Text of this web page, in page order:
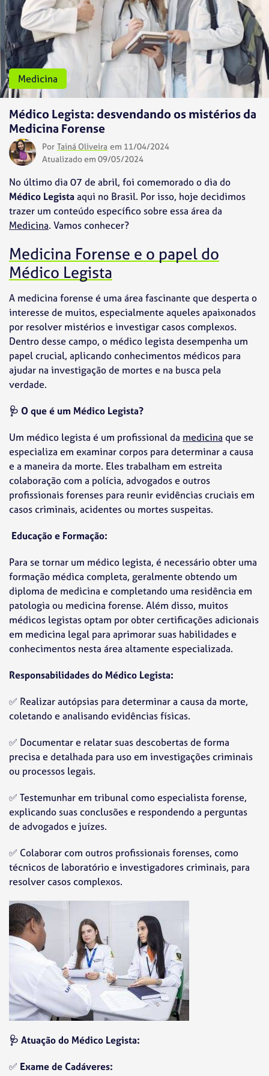
Medicina
Médico Legista: desvendando os mistérios da
Medicina Forense
Por Tainá Oliveira em 11/04/2024
Atualizado em 09/05/2024
No último dia 07 de abril, foi comemorado o dia do
Médico Legistaaqui no Brasil. Por isso, hoje decidimos
trazer um conteúdo específico sobre essa área da
Medicina. Vamos conhecer?
Medicina Forense e o papel do
Médico Legista
A medicina forense é uma área fascinante que desperta o
interesse de muitos, especialmente aqueles apaixonados
por resolver mistérios e investigar casos complexos.
Dentro desse campo, o médico legista desempenha um
papel crucial, aplicando conhecimentos médicos para
ajudar na investigação de mortes e na busca pela
verdade.
🩺 O que é um Médico Legista?
Um médico legista é um profissional da medicina que se
especializa em examinar corpos para determinar a causa
e a maneira da morte. Eles trabalham em estreita
colaboração com a polícia, advogados e outros
profissionais forenses para reunir evidências cruciais em
casos criminais, acidentes ou mortes suspeitas.
Educação e Formação:
Para se tornar um médico legista, é necessário obter uma
formação médica completa, geralmente obtendo um
diploma de medicina e completando uma residência em
patologia ou medicina forense. Além disso, muitos
médicos legistas optam por obter certificações adicionais
em medicina legal para aprimorar suas habilidades e
conhecimentos nesta área altamente especializada.
Responsabilidades do Médico Legista:
✅ Realizar autópsias para determinar a causa da morte,
coletando e analisando evidências físicas.
✅ Documentar e relatar suas descobertas de forma
precisa e detalhada para uso em investigações criminais
ou processos legais.
✅ Testemunhar em tribunal como especialista forense,
explicando suas conclusões e respondendo a perguntas
de advogados e juízes.
✅ Colaborar com outros profissionais forenses, como
técnicos de laboratório e investigadores criminais, para
resolver casos complexos.
🩺 Atuação do Médico Legista:
✅ Exame de Cadáveres: